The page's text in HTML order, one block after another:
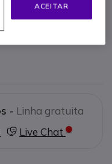
protecçao
- Linha gratuita
Live Chat
ACEITAR